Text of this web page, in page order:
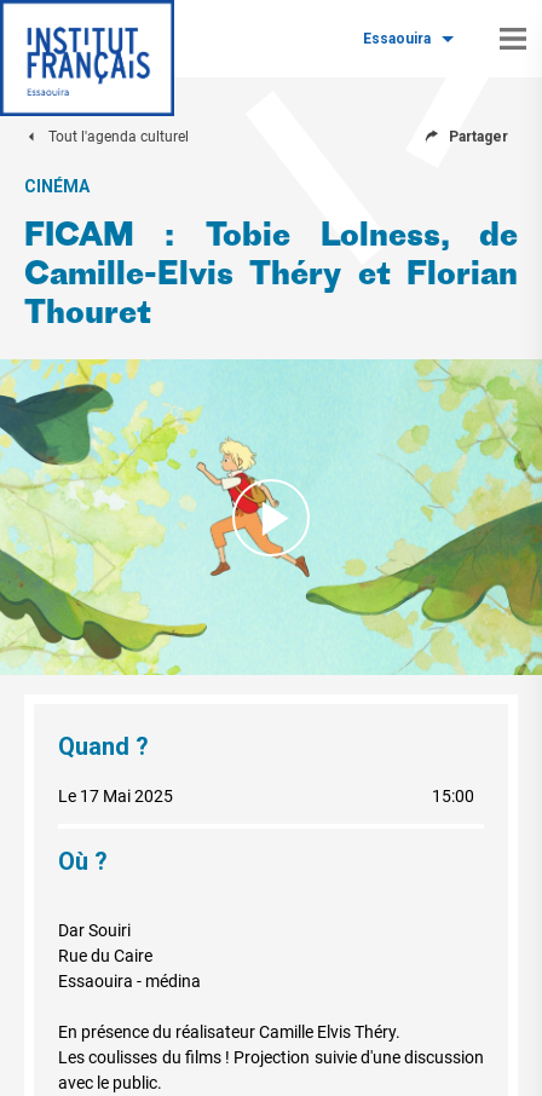
Essaouira
Tout l'agenda culturel Partager
CINÉMA
FICAM : Tobie Lolness, de
Camille-Elvis Théry et Florian
Thouret
Quand ?
Le 17 Mai 2025 15:00
Où ?
Dar Souiri
Rue du Caire
Essaouira - médina
En présence du réalisateur Camille Elvis Théry.
Les coulisses du films ! Projection suivie d'une discussion
avec le public.